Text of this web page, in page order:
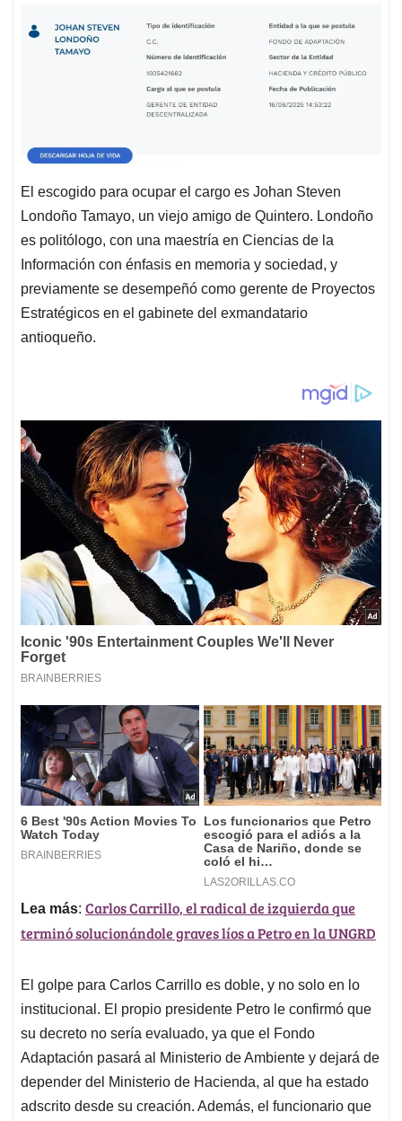
El escogido para ocupar el cargo es Johan Steven
Londoño Tamayo, un viejo amigo de Quintero. Londoño
es politólogo, con una maestría en Ciencias de la
Información con énfasis en memoria y sociedad, y
previamente se desempeñó como gerente de Proyectos
Estratégicos en el gabinete del exmandatario
antioqueño.
Lea más: Carlos Carrillo, el radical de izquierda que
terminó solucionándole graves líos a Petro en la UNGRD
El golpe para Carlos Carrillo es doble, y no solo en lo
institucional. El propio presidente Petro le confirmó que
su decreto no sería evaluado, ya que el Fondo
Adaptación pasará al Ministerio de Ambiente y dejará de
depender del Ministerio de Hacienda, al que ha estado
adscrito desde su creación. Además, el funcionario que